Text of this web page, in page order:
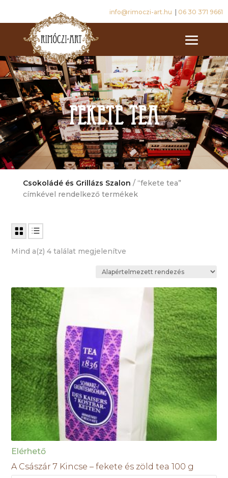
info@rimoczi-art.hu 06 30 371 9661
fekete tea
Csokoládé és Grillázs Szalon / “fekete tea”
címkével rendelkező termékek
Mind a(z) 4 találat megjelenítve
Elérhető
A Császár 7 Kincse – fekete és zöld tea 100 g